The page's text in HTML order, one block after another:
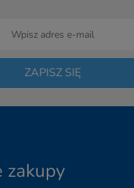
ZAPISZ SIĘ
zakupy